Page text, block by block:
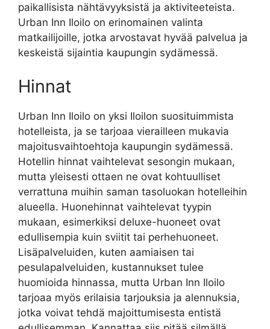
paikallisista nähtävyyksistä ja aktiviteeteista.
Urban Inn Iloilo on erinomainen valinta
matkailijoille, jotka arvostavat hyvää palvelua ja
keskeistä sijaintia kaupungin sydämessä.
Hinnat
Urban Inn Iloilo on yksi Iloilon suosituimmista
hotelleista, ja se tarjoaa vierailleen mukavia
majoitusvaihtoehtoja kaupungin sydämessä.
Hotellin hinnat vaihtelevat sesongin mukaan,
mutta yleisesti ottaen ne ovat kohtuulliset
verrattuna muihin saman tasoluokan hotelleihin
alueella. Huonehinnat vaihtelevat tyypin
mukaan, esimerkiksi deluxe-huoneet ovat
edullisempia kuin sviitit tai perhehuoneet.
Lisäpalveluiden, kuten aamiaisen tai
pesulapalveluiden, kustannukset tulee
huomioida hinnassa, mutta Urban Inn Iloilo
tarjoaa myös erilaisia tarjouksia ja alennuksia,
jotka voivat tehdä majoittumisesta entistä